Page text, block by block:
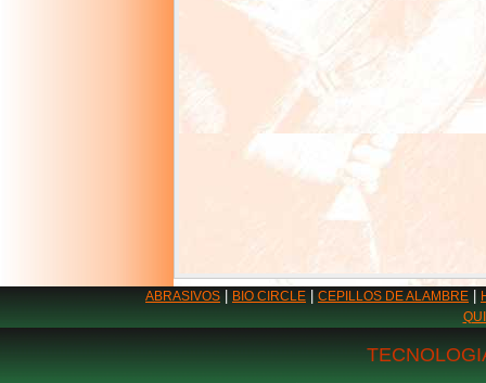
ABRASIVOS BIO CIRCLE CEPILLOS DE ALAMBRE